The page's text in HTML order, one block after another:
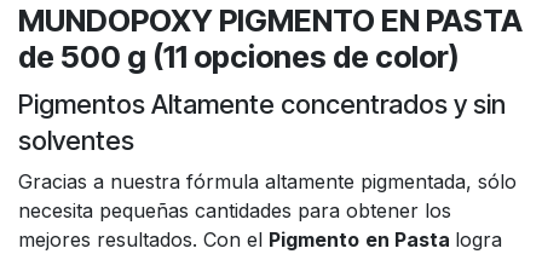
MUNDOPOXY PIGMENTO EN PASTA
de 500 g (11 opciones de color)
Pigmentos Altamente concentrados y sin
solventes
Gracias a nuestra fórmula altamente pigmentada, sólo
necesita pequeñas cantidades para obtener los
mejores resultados. Con el Pigmento en Pasta logra